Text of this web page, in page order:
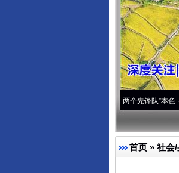
永葆“两个先锋队”本色·[视频]牢记初
首页 » 社会